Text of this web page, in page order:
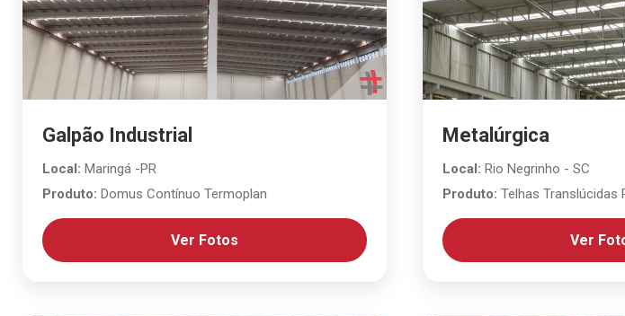
Galpão Industrial
Local: Maringá -PR
Produto: Domus Contínuo Termoplan
Ver Fotos
Metalúrgica
Local: Rio Negrinho - SC
Produto: Telhas Translúcidas
Ver